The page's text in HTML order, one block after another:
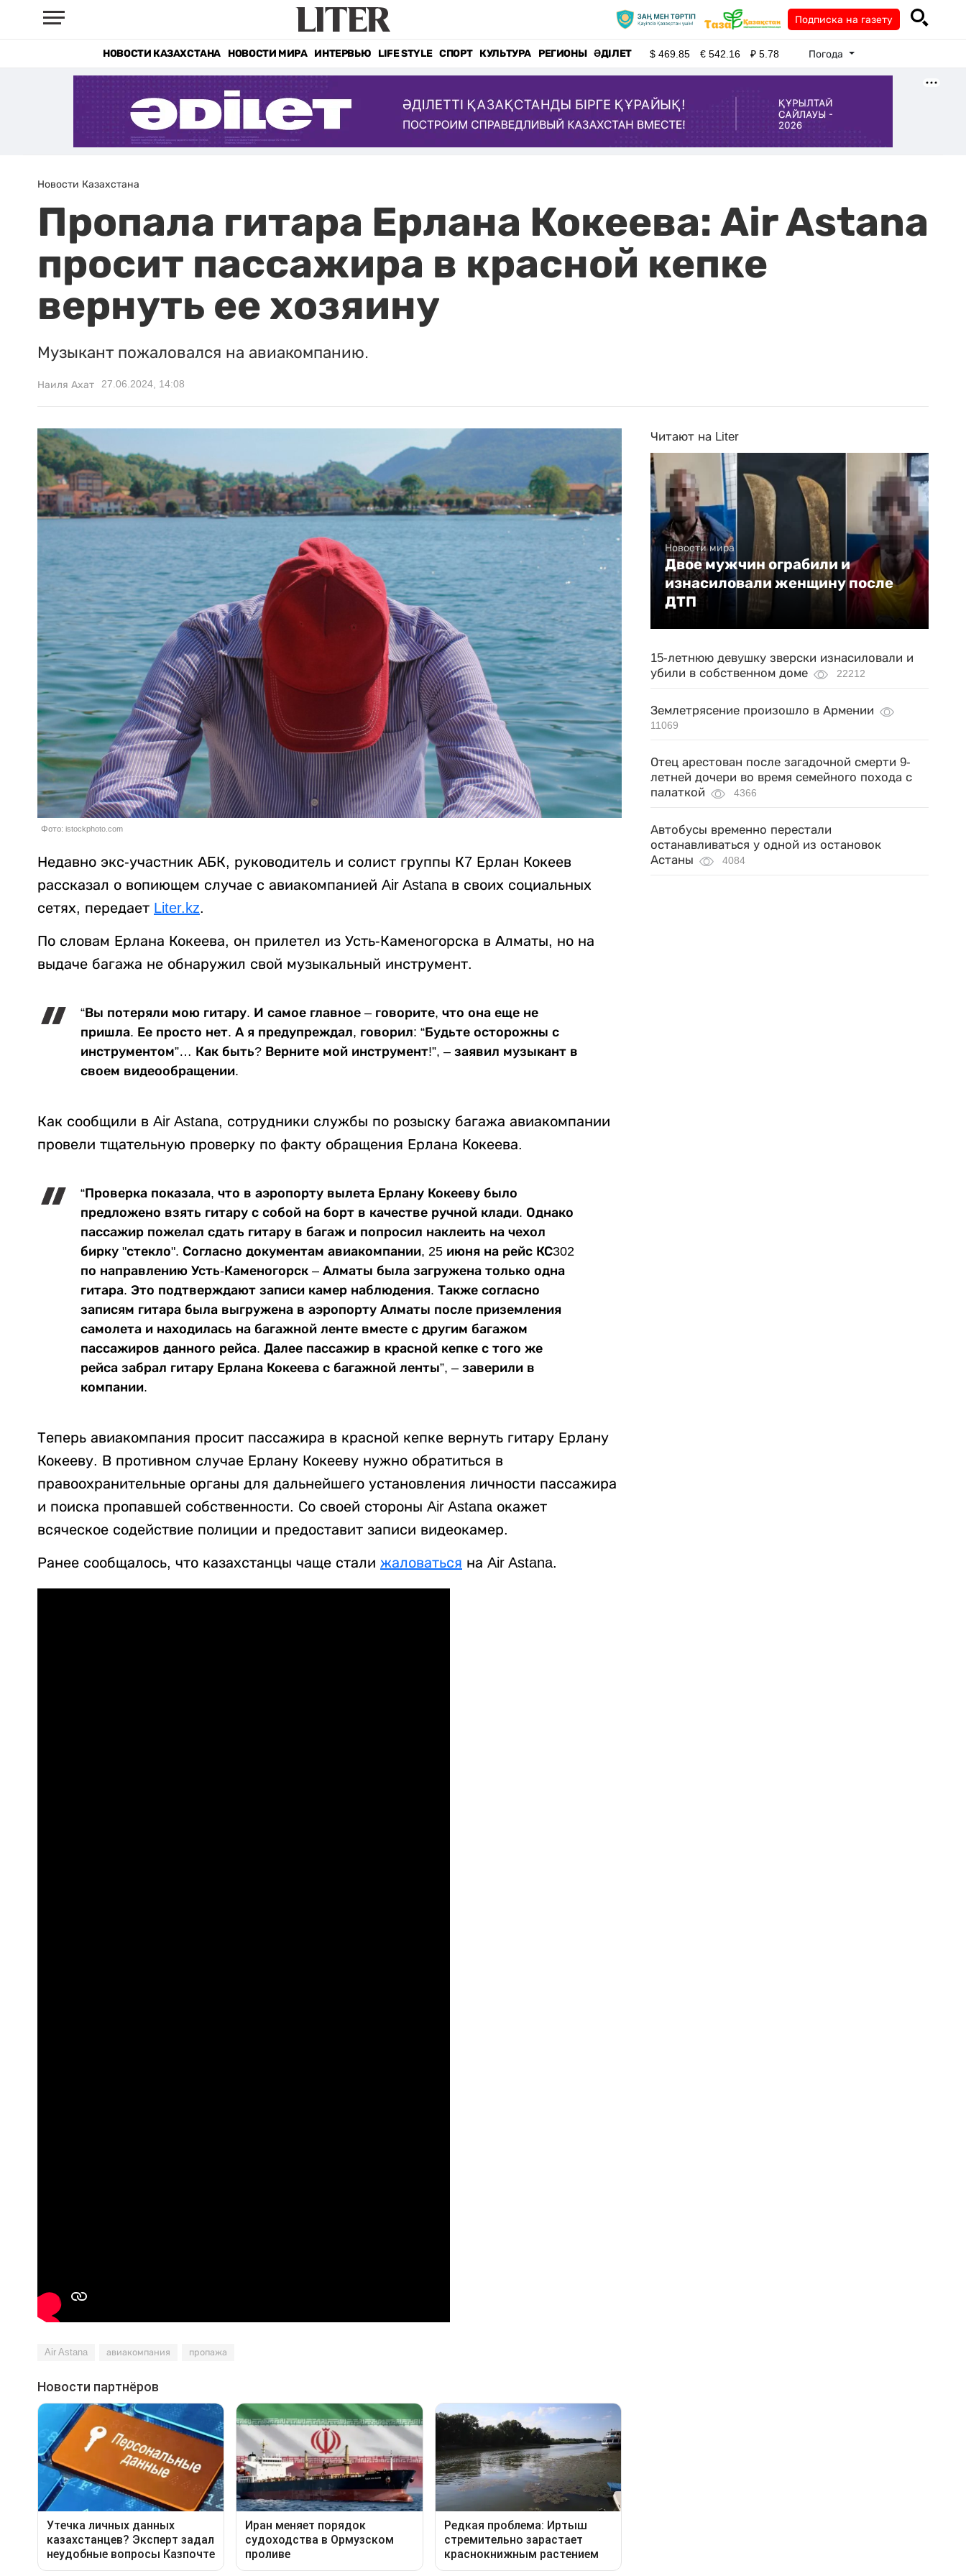
Подписка на газету
НОВОСТИ КАЗАХСТАНА НОВОСТИ МИРА ИНТЕРВЬЮ LIFE STYLE СПОРТ КУЛЬТУРА РЕГИОНЫ ӘДІЛЕТ $469.85 €542.16 ₽5.78 Погода
Новости Казахстана
Пропала гитара Ерлана Кокеева: Air Astana
просит пассажира в красной кепке
вернуть ее хозяину
Музыкант пожаловался на авиакомпанию.
Наиля Ахат 27.06.2024, 14:08
Фото: istockphoto.com
Недавно экс-участник АБК, руководитель и солист группы К7 Ерлан Кокеев
рассказал о вопиющем случае с авиакомпанией Air Astana в своих социальных
сетях, передает Liter.kz.
По словам Ерлана Кокеева, он прилетел из Усть-Каменогорска в Алматы, но на
выдаче багажа не обнаружил свой музыкальный инструмент.
“Вы потеряли мою гитару. И самое главное – говорите, что она еще не
пришла. Ее просто нет. А я предупреждал, говорил: “Будьте осторожны с
инструментом”… Как быть? Верните мой инструмент!”, – заявил музыкант в
своем видеообращении.
Как сообщили в Air Astana, сотрудники службы по розыску багажа авиакомпании
провели тщательную проверку по факту обращения Ерлана Кокеева.
“Проверка показала, что в аэропорту вылета Ерлану Кокееву было
предложено взять гитару с собой на борт в качестве ручной клади. Однако
пассажир пожелал сдать гитару в багаж и попросил наклеить на чехол
бирку "стекло". Согласно документам авиакомпании, 25 июня на рейс КС302
по направлению Усть-Каменогорск – Алматы была загружена только одна
гитара. Это подтверждают записи камер наблюдения. Также согласно
записям гитара была выгружена в аэропорту Алматы после приземления
самолета и находилась на багажной ленте вместе с другим багажом
пассажиров данного рейса. Далее пассажир в красной кепке с того же
рейса забрал гитару Ерлана Кокеева с багажной ленты”, – заверили в
компании.
Теперь авиакомпания просит пассажира в красной кепке вернуть гитару Ерлану
Кокееву. В противном случае Ерлану Кокееву нужно обратиться в
правоохранительные органы для дальнейшего установления личности пассажира
и поиска пропавшей собственности. Со своей стороны Air Astana окажет
всяческое содействие полиции и предоставит записи видеокамер.
Ранее сообщалось, что казахстанцы чаще стали жаловаться на Air Astana.
Air Astana авиакомпания пропажа
Читают на Liter
Новости мира
Двое мужчин ограбили и
изнасиловали женщину после
ДТП
15-летнюю девушку зверски изнасиловали и
убили в собственном доме
22212
Землетрясение произошло в Армении
11069
Отец арестован после загадочной смерти 9-
летней дочери во время семейного похода с
палаткой
4366
Автобусы временно перестали
останавливаться у одной из остановок
Астаны
4084